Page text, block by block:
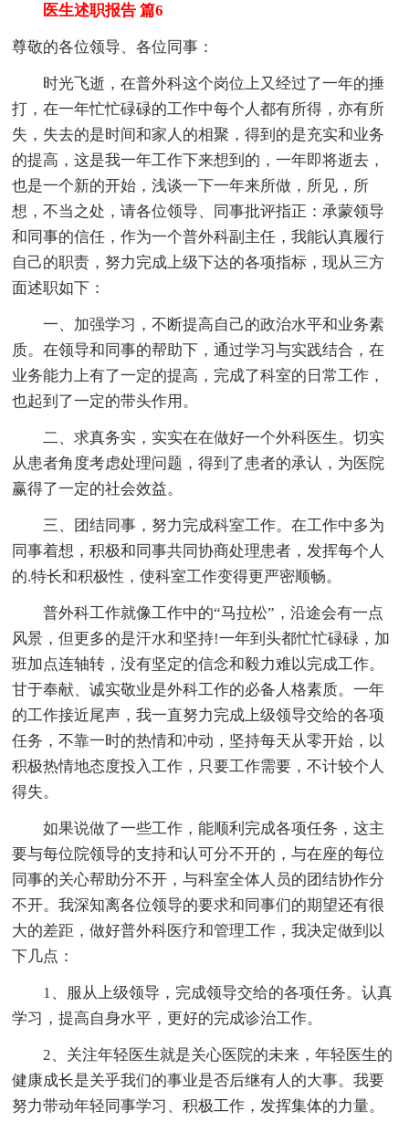
医生述职报告 篇6
尊敬的各位领导、各位同事：
时光飞逝，在普外科这个岗位上又经过了一年的捶
打，在一年忙忙碌碌的工作中每个人都有所得，亦有所
失，失去的是时间和家人的相聚，得到的是充实和业务
的提高，这是我一年工作下来想到的，一年即将逝去，
也是一个新的开始，浅谈一下一年来所做，所见，所
想，不当之处，请各位领导、同事批评指正：承蒙领导
和同事的信任，作为一个普外科副主任，我能认真履行
自己的职责，努力完成上级下达的各项指标，现从三方
面述职如下：
一、加强学习，不断提高自己的政治水平和业务素
质。在领导和同事的帮助下，通过学习与实践结合，在
业务能力上有了一定的提高，完成了科室的日常工作，
也起到了一定的带头作用。
二、求真务实，实实在在做好一个外科医生。切实
从患者角度考虑处理问题，得到了患者的承认，为医院
赢得了一定的社会效益。
三、团结同事，努力完成科室工作。在工作中多为
同事着想，积极和同事共同协商处理患者，发挥每个人
的.特长和积极性，使科室工作变得更严密顺畅。
普外科工作就像工作中的“马拉松”，沿途会有一点
风景，但更多的是汗水和坚持!一年到头都忙忙碌碌，加
班加点连轴转，没有坚定的信念和毅力难以完成工作。
甘于奉献、诚实敬业是外科工作的必备人格素质。一年
的工作接近尾声，我一直努力完成上级领导交给的各项
任务，不靠一时的热情和冲动，坚持每天从零开始，以
积极热情地态度投入工作，只要工作需要，不计较个人
得失。
如果说做了一些工作，能顺利完成各项任务，这主
要与每位院领导的支持和认可分不开的，与在座的每位
同事的关心帮助分不开，与科室全体人员的团结协作分
不开。我深知离各位领导的要求和同事们的期望还有很
大的差距，做好普外科医疗和管理工作，我决定做到以
下几点：
1、服从上级领导，完成领导交给的各项任务。认真
学习，提高自身水平，更好的完成诊治工作。
2、关注年轻医生就是关心医院的未来，年轻医生的
健康成长是关乎我们的事业是否后继有人的大事。我要
努力带动年轻同事学习、积极工作，发挥集体的力量。